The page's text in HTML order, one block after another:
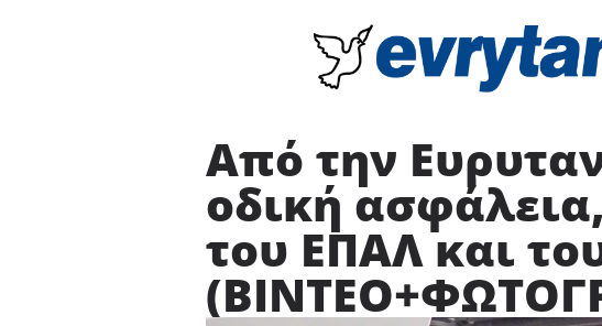
Από την
οδική
του ΕΠΑΛ και